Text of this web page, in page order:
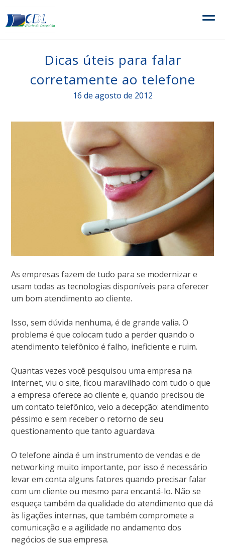
to
content
Dicas úteis para falar
corretamente ao telefone
16 de agosto de 2012
As empresas fazem de tudo para se modernizar e
usam todas as tecnologias disponíveis para oferecer
um bom atendimento ao cliente.
Isso, sem dúvida nenhuma, é de grande valia. O
problema é que colocam tudo a perder quando o
atendimento telefônico é falho, ineficiente e ruim.
Quantas vezes você pesquisou uma empresa na
internet, viu o site, ficou maravilhado com tudo o que
a empresa oferece ao cliente e, quando precisou de
um contato telefônico, veio a decepção: atendimento
péssimo e sem receber o retorno de seu
questionamento que tanto aguardava.
O telefone ainda é um instrumento de vendas e de
networking muito importante, por isso é necessário
levar em conta alguns fatores quando precisar falar
com um cliente ou mesmo para encantá-lo. Não se
esqueça também da qualidade do atendimento que dá
às ligações internas, que também compromete a
comunicação e a agilidade no andamento dos
negócios de sua empresa.